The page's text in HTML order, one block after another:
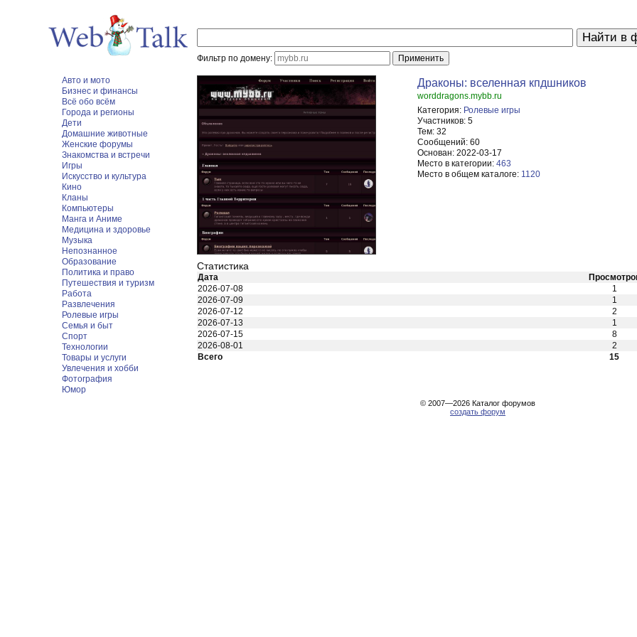
Фильтр по домену:
Авто и мото
Бизнес и финансы
Всё обо всём
Города и регионы
Дети
Домашние животные
Женские форумы
Знакомства и встречи
Игры
Искусство и культура
Кино
Кланы
Компьютеры
Манга и Аниме
Медицина и здоровье
Музыка
Непознанное
Образование
Политика и право
Путешествия и туризм
Работа
Развлечения
Ролевые игры
Семья и быт
Спорт
Технологии
Товары и услуги
Увлечения и хобби
Фотография
Юмор
Драконы: вселенная кпдшников
worddragons.mybb.ru
Категория: Ролевые игры
Участников: 5
Тем: 32
Сообщений: 60
Основан: 2022-03-17
Место в категории: 463
Место в общем каталоге: 1120
Статистика
Дата
2026-07-08
1
2026-07-09
1
2026-07-12
2
2026-07-13
1
2026-07-15
8
2026-08-01
2
Всего
15
© 2007—2026 Каталог форумов
создать форум